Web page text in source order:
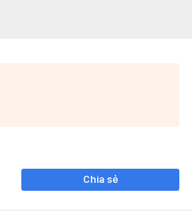
Chia sẻ